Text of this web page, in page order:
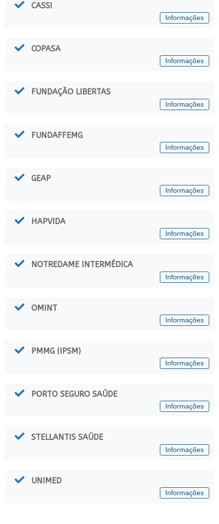
CASSI
Informações
COPASA
Informações
FUNDAÇÃO LIBERTAS
Informações
FUNDAFFEMG
Informações
GEAP
Informações
HAPVIDA
Informações
NOTREDAME INTERMÉDICA
Informações
OMINT
Informações
PMMG (IPSM)
Informações
PORTO SEGURO SAÚDE
Informações
STELLANTIS SAÚDE
Informações
UNIMED
Informações